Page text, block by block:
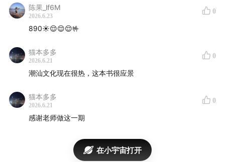
「霞光FM」是一档关注全球新兴市场与中国企业全球化故
出。
记录中国企业全球化过程中，穿梭于不同时区、不同坐标
系的华人故事，在每个鲜活的个体视角中，勾勒出了数个
对于城市饱满的切片，而这些切片的汇聚，正是参差的、
独一无二的城市性格。
陈果_lf6M
2026.6.23
0
890☀️😌😌😌🤟
猫本多多
2026.6.21
0
潮汕文化现在很热，这本书很应景
猫本多多
2026.6.21
0
感谢老师做这一期
在小宇宙打开